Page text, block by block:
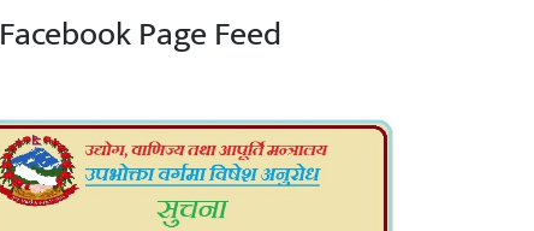
Facebook Page Feed